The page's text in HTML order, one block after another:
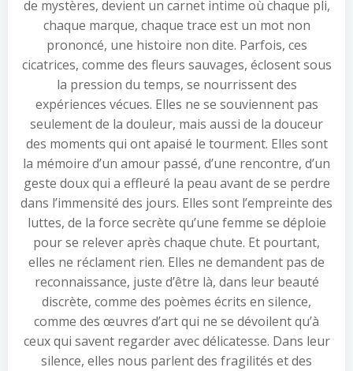
de mystères, devient un carnet intime où chaque pli,
chaque marque, chaque trace est un mot non
prononcé, une histoire non dite. Parfois, ces
cicatrices, comme des fleurs sauvages, éclosent sous
la pression du temps, se nourrissent des
expériences vécues. Elles ne se souviennent pas
seulement de la douleur, mais aussi de la douceur
des moments qui ont apaisé le tourment. Elles sont
la mémoire d’un amour passé, d’une rencontre, d’un
geste doux qui a effleuré la peau avant de se perdre
dans l’immensité des jours. Elles sont l’empreinte des
luttes, de la force secrète qu’une femme se déploie
pour se relever après chaque chute. Et pourtant,
elles ne réclament rien. Elles ne demandent pas de
reconnaissance, juste d’être là, dans leur beauté
discrète, comme des poèmes écrits en silence,
comme des œuvres d’art qui ne se dévoilent qu’à
ceux qui savent regarder avec délicatesse. Dans leur
silence, elles nous parlent des fragilités et des